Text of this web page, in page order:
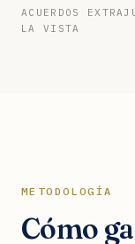
ACUERDOS
LA VISTA
METODOLOGÍA
Cómo